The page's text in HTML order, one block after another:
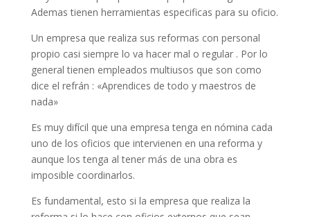
Ademas tienen herramientas especificas para su oficio.
Un empresa que realiza sus reformas con personal
propio casi siempre lo va hacer mal o regular . Por lo
general tienen empleados multiusos que son como
dice el refrán : «Aprendices de todo y maestros de
nada»
Es muy difícil que una empresa tenga en nómina cada
uno de los oficios que intervienen en una reforma y
aunque los tenga al tener más de una obra es
imposible coordinarlos.
Es fundamental, esto si la empresa que realiza la